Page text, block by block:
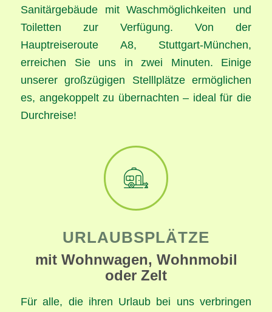
Sanitärgebäude mit Waschmöglichkeiten und
Toiletten zur Verfügung. Von der
Hauptreiseroute A8, Stuttgart-München,
erreichen Sie uns in zwei Minuten. Einige
unserer großzügigen Stelllplätze ermöglichen
es, angekoppelt zu übernachten – ideal für die
Durchreise!
URLAUBSPLÄTZE
mit Wohnwagen, Wohnmobil
oder Zelt
Für alle, die ihren Urlaub bei uns verbringen